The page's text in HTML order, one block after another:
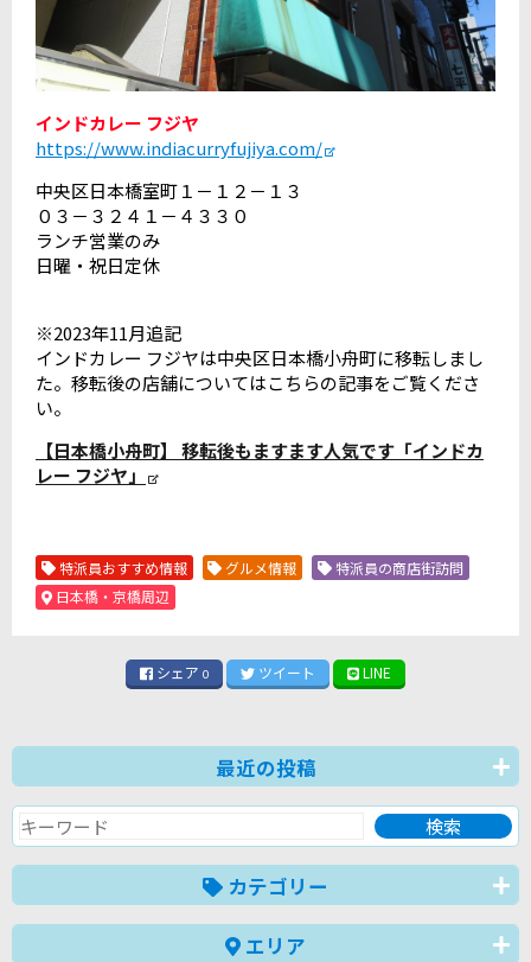
インドカレー フジヤ
https://www.indiacurryfujiya.com/
中央区日本橋室町１－１２－１３
０３－３２４１－４３３０
ランチ営業のみ
日曜・祝日定休
※2023年11月追記
インドカレー フジヤは中央区日本橋小舟町に移転しまし
た。移転後の店舗についてはこちらの記事をご覧くださ
い。
【日本橋小舟町】 移転後もますます人気です「インドカ
レー フジヤ」
特派員おすすめ情報 グルメ情報
特派員の商店街訪問
日本橋・京橋周辺
シェア 0 ツイート LINE
最近の投稿
カテゴリー
エリア